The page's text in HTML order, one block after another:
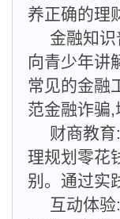
养正确的理
金融知
向青少年讲
常见的金融
范金融诈骗,
财商教
理规划零花
别。通过实
互动体